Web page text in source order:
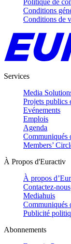
Politique de
Conditions
Conditions de
Services
Media
Projets publics
Evénements
Emplois
Agenda
Communiqués
Members’
À Propos d'Euractiv
À propos
Contactez-nous
Mediahuis
Communiqués
Publicité
Abonnements